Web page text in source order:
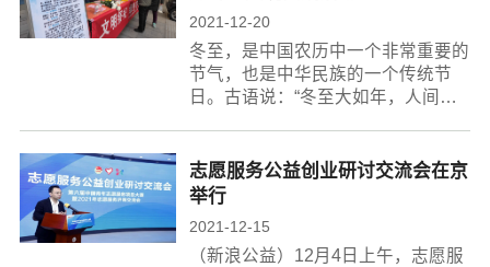
2021-12-20
冬至，是中国农历中一个非常重要的
节气，也是中华民族的一个传统节
日。古语说：“冬至大如年，人间小
气——冬至。为进一步传承中华传统
文化习俗，...
志愿服务公益创业研讨交流会在京
举行
2021-12-15
（新浪公益）12月4日上午，志愿服